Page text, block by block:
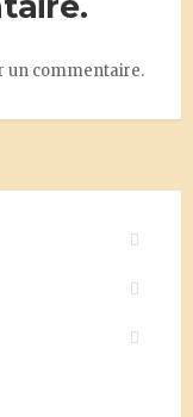
un commentaire.